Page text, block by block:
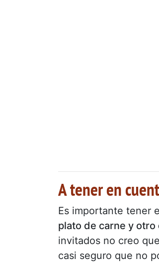
A tener en
Es importante tener
plato de carne y otro
invitados no creo
casi seguro que no